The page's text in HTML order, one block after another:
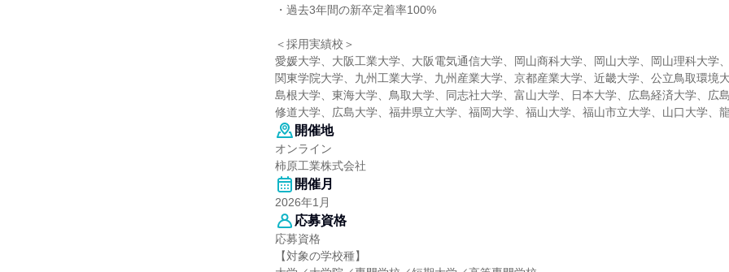
・過去3年間の新卒定着率100%
＜採用実績校＞
愛媛大学、大阪工業大学、大阪電気通信大学、岡山商科大学、岡山大学、岡山理科大学、
関東学院大学、九州工業大学、九州産業大学、京都産業大学、近畿大学、公立鳥取環境大
島根大学、東海大学、鳥取大学、同志社大学、富山大学、日本大学、広島経済大学、広
修道大学、広島大学、福井県立大学、福岡大学、福山大学、福山市立大学、山口大学、
開催地
オンライン
柿原工業株式会社
開催月
2026年1月
応募資格
応募資格
【対象の学校種】